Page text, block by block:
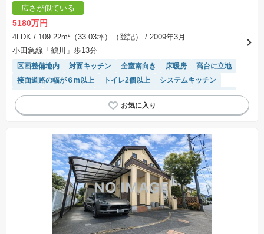
合計額を指します。
表示されておりません。
※取引にかかる費用：物件の契約手続き、決済、引き渡し時にかかる費用を表示しています。
不動産会社によって表記有無が異なるため、ご自身で十分な確認をしていただくようにお願い
いたします。
場合があります。
広さが似ている
5180万円
4LDK / 109.22m²（33.03坪）（登記）
/ 2009年3月
小田急線「鶴川」歩13分
区画整備地内 対面キッチン 全室南向き 床暖房
高台に立地
接面道路の幅が６m以上
トイレ2個以上
システムキッチン
食洗機
閑静な住宅地 浴室乾燥機 温水洗浄便座 窓付き浴室